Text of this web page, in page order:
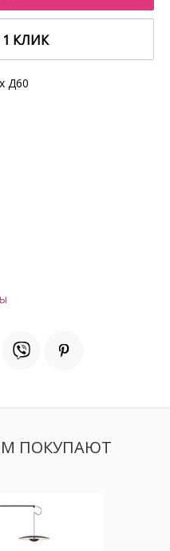
КЛИК
Д60
ПОКУПАЮТ